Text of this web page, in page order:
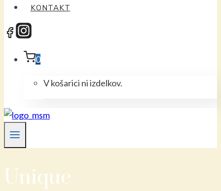
KONTAKT
0
V košarici ni izdelkov.
Unique